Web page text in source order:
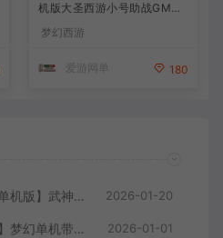
机版大圣西游小号助战GM后
台装备定制免虚拟机一键启动
视频安装教学
梦幻西游
爱游网单 180
爱游网单亲测【梦幻西游单机版】武神追忆西游2 超多假人 一键多开助战 带CDK生成充值 一键启动 视频安装教学 2026-01-20
爱游网单亲测【绘梦西游】梦幻单机带GM内置GM自动抓鬼助战免虚拟机一键端视频安装教学 2026-01-01